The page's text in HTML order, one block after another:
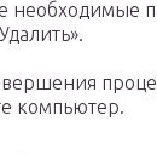
необходимые
компьютер.